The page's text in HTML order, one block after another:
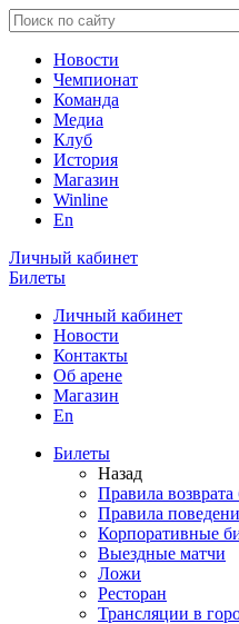
Новости
Чемпионат
Команда
Медиа
Клуб
История
Магазин
Winline
En
Личный кабинет
Билеты
Личный кабинет
Новости
Контакты
Об арене
Магазин
En
Билеты
Назад
Правила возврата
Правила
Корпоративные
Выездные матчи
Ложи
Ресторан
Трансляции в